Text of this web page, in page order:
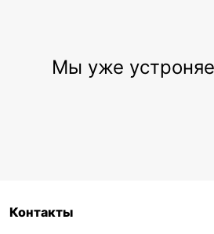
Мы уже
Контакты